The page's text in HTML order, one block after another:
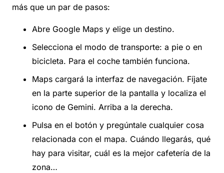
más que un par de pasos:
Abre Google Maps y elige un destino.
Selecciona el modo de transporte: a pie o en
bicicleta. Para el coche también funciona.
Maps cargará la interfaz de navegación. Fíjate
en la parte superior de la pantalla y localiza el
icono de Gemini. Arriba a la derecha.
Pulsa en el botón y pregúntale cualquier cosa
relacionada con el mapa. Cuándo llegarás, qué
hay para visitar, cuál es la mejor cafetería de la
zona…